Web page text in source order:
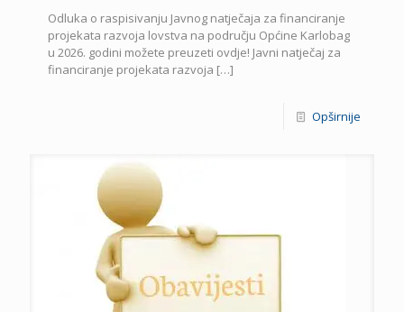
Odluka o raspisivanju Javnog natječaja za financiranje
projekata razvoja lovstva na području Općine Karlobag
u 2026. godini možete preuzeti ovdje! Javni natječaj za
financiranje projekata razvoja […]
Opširnije